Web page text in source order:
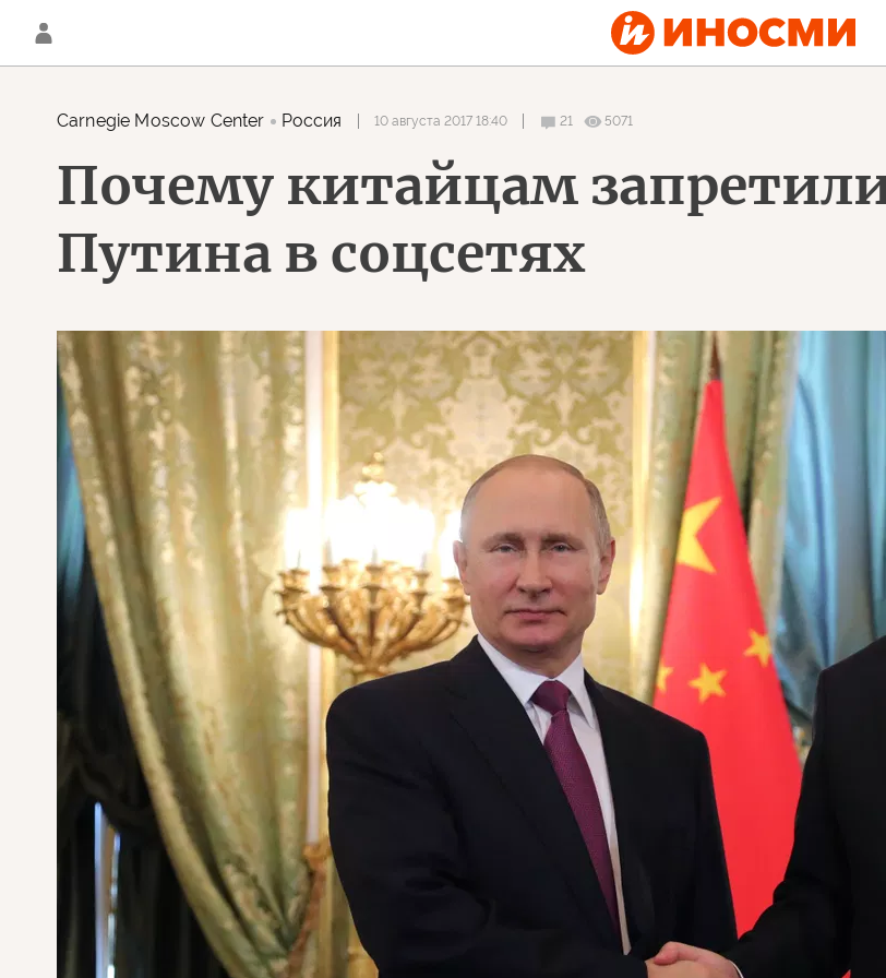
Carnegie Moscow Center Россия 10 августа 2017 18:40 21 5071
Почему китайцам
Путина в соцсетях